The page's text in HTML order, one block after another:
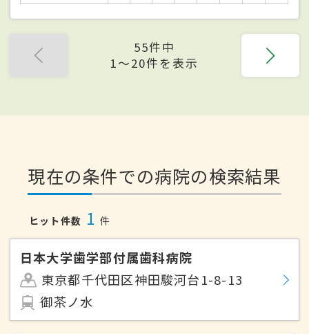
55件中
1〜20件を表示
現在の条件での病院の検索結果
ヒット件数 1 件
日本大学歯学部付属歯科病院
東京都千代田区神田駿河台1-8-13
御茶ノ水